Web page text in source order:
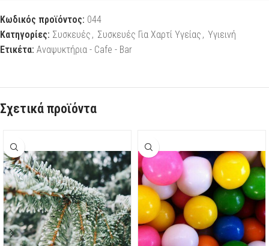
Κωδικός προϊόντος: 044
Κατηγορίες: Συσκευές , Συσκευές Για Χαρτί Υγείας , Υγιεινή
Ετικέτα: Αναψυκτήρια - Cafe - Bar
Σχετικά προϊόντα